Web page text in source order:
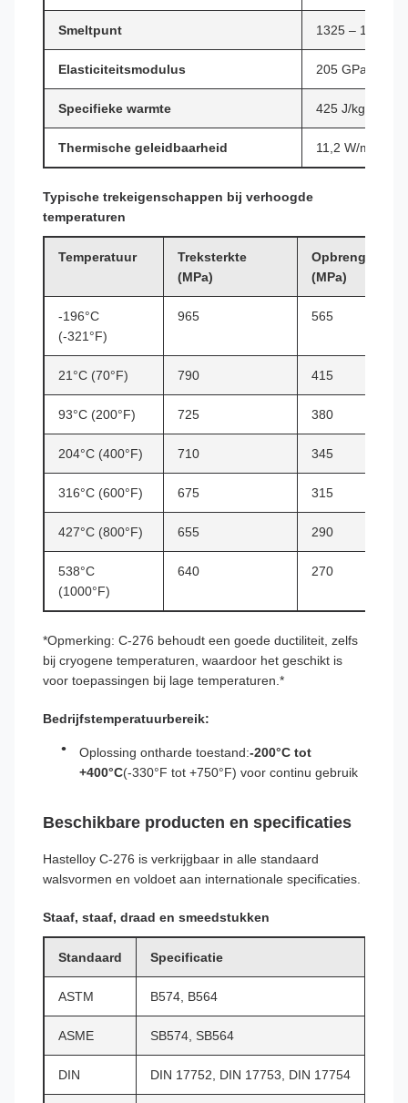
Smeltpunt 1325 – 1370°C
Elasticiteitsmodulus 205 GPa
Specifieke warmte 425 J/kg·K
Thermische geleidbaarheid 11,2 W/m·K (bij
Typische trekeigenschappen bij verhoogde
temperaturen
Temperatuur
Treksterkte
(MPa)
(MPa)
-196°C
(-321°F)
965 565
21°C (70°F) 790 415
93°C (200°F) 725 380
204°C (400°F) 710 345
316°C (600°F) 675 315
427°C (800°F) 655 290
538°C
(1000°F)
640 270
*Opmerking: C-276 behoudt een goede ductiliteit, zelfs
bij cryogene temperaturen, waardoor het geschikt is
voor toepassingen bij lage temperaturen.*
Bedrijfstemperatuurbereik:
Oplossing ontharde toestand:-200°C tot
+400°C(-330°F tot +750°F) voor continu gebruik
Beschikbare producten en specificaties
Hastelloy C-276 is verkrijgbaar in alle standaard
walsvormen en voldoet aan internationale specificaties.
Staaf, staaf, draad en smeedstukken
Standaard Specificatie
ASTM B574, B564
ASME SB574, SB564
DIN DIN 17752, DIN 17753, DIN 17754